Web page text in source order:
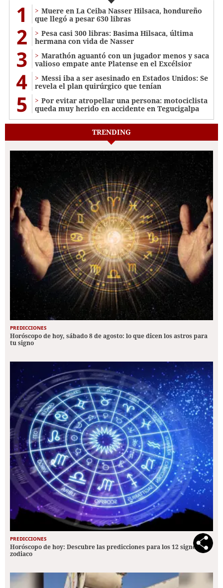
1
Muere en La Ceiba Nasser Hilsaca, hondureño
que llegó a pesar 630 libras
2
Pesa casi 300 libras: Basima Hilsaca, última
hermana con vida de Nasser
3
Marathón aguantó con un jugador menos y saca
valioso empate ante Platense en el Excélsior
4
Messi iba a ser asesinado en Estados Unidos: Se
revela el plan quirúrgico que tenían
5
Por evitar atropellar una persona: motociclista
queda muy herido en accidente en Tegucigalpa
TRENDING
PREDICCIONES
Horóscopo de hoy, sábado 8 de agosto: lo que dicen los astros para
tu signo
PREDICCIONES
Horóscopo de hoy: Descubre las predicciones para los 12 signos del
zodiaco